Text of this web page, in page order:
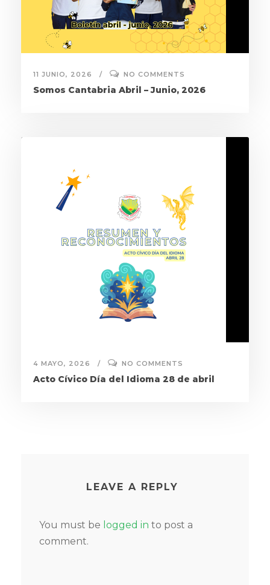
11 JUNIO, 2026 NO COMMENTS
Somos Cantabria Abril – Junio, 2026
4 MAYO, 2026 NO COMMENTS
Acto Cívico Día del Idioma 28 de abril
LEAVE A REPLY
You must be logged in to post a
comment.